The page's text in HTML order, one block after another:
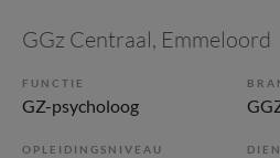
GGz Centraal, Emmeloord
FUNCTIE
GZ-psycholoog
OPLEIDINGSNIVEAU